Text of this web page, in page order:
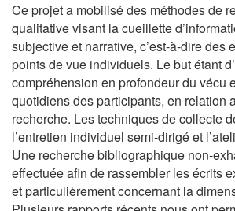
Ce projet a mobilisé des méthodes de
qualitative visant la cueillette
subjective et narrative, c’est-à-dire des
points de vue individuels. Le but étant
compréhension en profondeur du vécu
quotidiens des participants, en relation
recherche. Les techniques de collecte
l’entretien individuel semi-dirigé et
Une recherche bibliographique non-
effectuée afin de rassembler les écrits
et particulièrement concernant la